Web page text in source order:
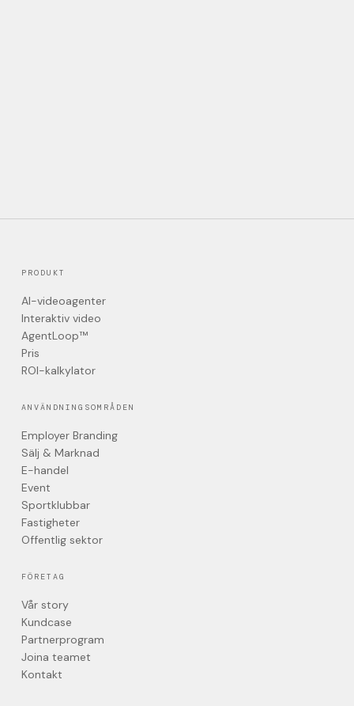
PRODUKT
AI-videoagenter
Interaktiv video
AgentLoop™
Pris
ROI-kalkylator
ANVÄNDNINGSOMRÅDEN
Employer Branding
Sälj & Marknad
E-handel
Event
Sportklubbar
Fastigheter
Offentlig sektor
FÖRETAG
Vår story
Kundcase
Partnerprogram
Joina teamet
Kontakt